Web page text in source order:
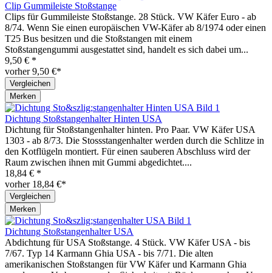
Clip Gummileiste Stoßstange
Clips für Gummileiste Stoßstange. 28 Stück. VW Käfer Euro - ab
8/74. Wenn Sie einen europäischen VW-Käfer ab 8/1974 oder einen
T25 Bus besitzen und die Stoßstangen mit einem
Stoßstangengummi ausgestattet sind, handelt es sich dabei um...
9,50 € *
vorher 9,50 €*
Vergleichen
Merken
Dichtung Stoßstangenhalter Hinten USA
Dichtung für Stoßstangenhalter hinten. Pro Paar. VW Käfer USA
1303 - ab 8/73. Die Stossstangenhalter werden durch die Schlitze in
den Kotflügeln montiert. Für einen sauberen Abschluss wird der
Raum zwischen ihnen mit Gummi abgedichtet....
18,84 € *
vorher 18,84 €*
Vergleichen
Merken
Dichtung Stoßstangenhalter USA
Abdichtung für USA Stoßstange. 4 Stück. VW Käfer USA - bis
7/67. Typ 14 Karmann Ghia USA - bis 7/71. Die alten
amerikanischen Stoßstangen für VW Käfer und Karmann Ghia